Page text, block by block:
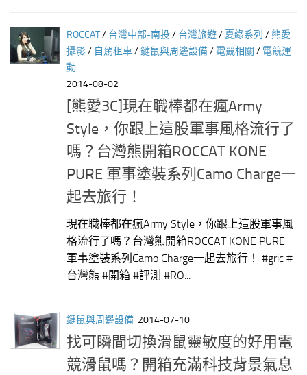
ROCCAT/ 台灣中部-南投/ 台灣旅遊/ 夏綠系列 / 熊愛
攝影/ 自駕租車/鍵鼠與周邊設備/ 電競相關 / 電競運
動
2014-08-02
[熊愛3C]現在職棒都在瘋Army
Style，你跟上這股軍事風格流行了
嗎？台灣熊開箱ROCCAT KONE
PURE 軍事塗裝系列Camo Charge一
起去旅行！
現在職棒都在瘋Army Style，你跟上這股軍事風
格流行了嗎？台灣熊開箱ROCCAT KONE PURE
軍事塗裝系列Camo Charge一起去旅行！ #gric #
台灣熊 #開箱 #評測 #RO...
鍵鼠與周邊設備 2014-07-10
找可瞬間切換滑鼠靈敏度的好用電
競滑鼠嗎？開箱充滿科技背景氣息